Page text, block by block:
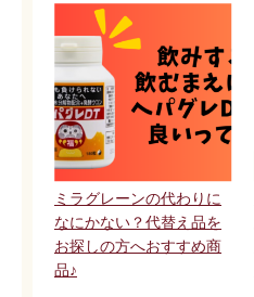
ミラグレーンの代わりに
なにかない？代替え品を
お探しの方へおすすめ商
品♪